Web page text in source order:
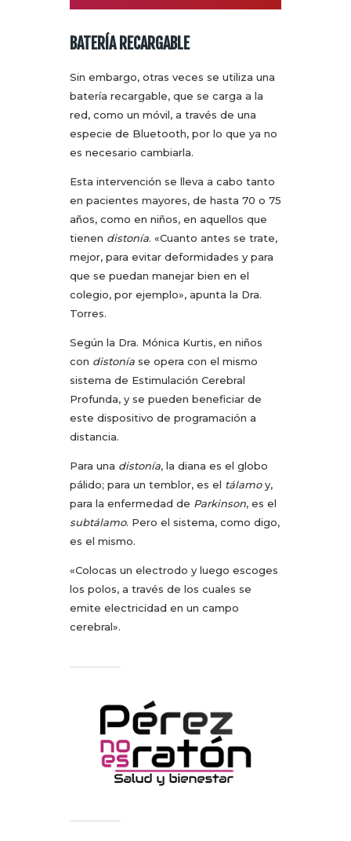
BATERÍA RECARGABLE
Sin embargo, otras veces se utiliza una
batería recargable, que se carga a la
red, como un móvil, a través de una
especie de Bluetooth, por lo que ya no
es necesario cambiarla.
Esta intervención se lleva a cabo tanto
en pacientes mayores, de hasta 70 o 75
años, como en niños, en aquellos que
tienen distonía. «Cuanto antes se trate,
mejor, para evitar deformidades y para
que se puedan manejar bien en el
colegio, por ejemplo», apunta la Dra.
Torres.
Según la Dra. Mónica Kurtis, en niños
con distonía se opera con el mismo
sistema de Estimulación Cerebral
Profunda, y se pueden beneficiar de
este dispositivo de programación a
distancia.
Para una distonía, la diana es el globo
pálido; para un temblor, es el tálamoy,
para la enfermedad de Parkinson, es el
subtálamo. Pero el sistema, como digo,
es el mismo.
«Colocas un electrodo y luego escoges
los polos, a través de los cuales se
emite electricidad en un campo
cerebral».